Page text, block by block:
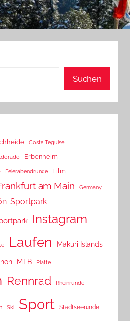
Suchen
Costa Teguise
Erbenheim
Feierabendrunde Film
am Main Germany
Sportpark
Instagram
Laufen Makuri Islands
MTB Platte
Rennrad Rheinrunde
Ski Sport Stadtseerunde